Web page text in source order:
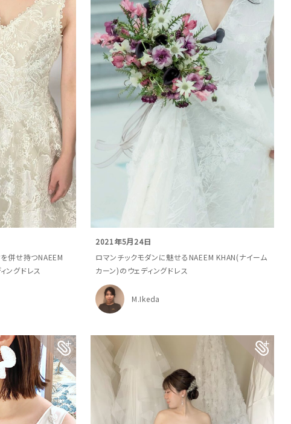
併せ持つNAEEM
ングドレス
2021年5月24日
ロマンチックモダンに魅せるNAEEM KHAN(ナイーム
カーン)のウェディングドレス
M.Ikeda